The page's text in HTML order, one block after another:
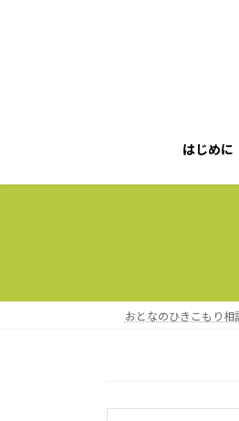
はじめに
おとなのひきこもり相